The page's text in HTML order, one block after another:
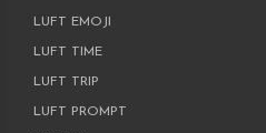
LUFT EMOJI
LUFT TIME
LUFT TRIP
LUFT PROMPT